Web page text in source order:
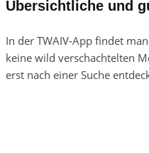
Übersichtliche und
In der TWAIV-App findet
keine wild verschachtelten
erst nach einer Suche